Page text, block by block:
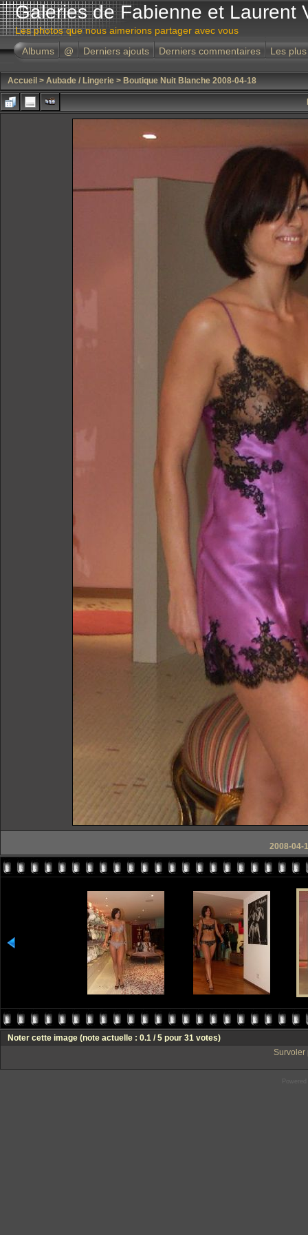
Galeries de Fabienne et Laurent
Les photos que nous aimerions partager avec vous
Albums
@ Derniers ajouts Derniers commentaires Les
Accueil > Aubade / Lingerie > Boutique Nuit Blanche 2008-04-18
2008-04-
Noter cette image (note actuelle : 0.1 / 5 pour 31 votes)
Survoler